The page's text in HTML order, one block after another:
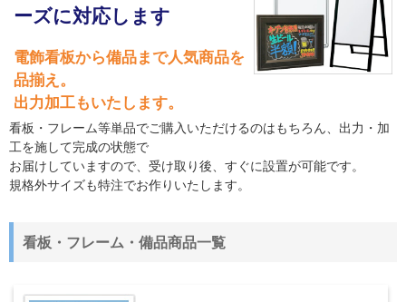
ーズに対応します
電飾看板から備品まで人気商品を
品揃え。
出力加工もいたします。
看板・フレーム等単品でご購入いただけるのはもちろん、出力・加
工を施して完成の状態で
お届けしていますので、受け取り後、すぐに設置が可能です。
規格外サイズも特注でお作りいたします。
看板・フレーム・備品商品一覧